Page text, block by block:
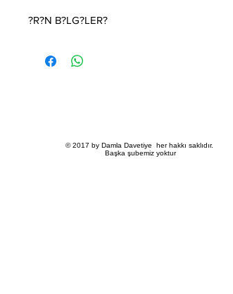
?R?N B?LG?LER?
sipari? 50 Adet olup, fiyatlara K.D.V. dahildir
© 2017 by Damla Davetiye her hakkı saklıdır.
Başka şubemiz yoktur